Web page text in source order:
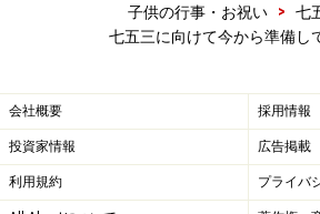
子供の行事・お祝い
> 七
七五三に向けて今から準備し
会社概要 採用情報
投資家情報 広告掲載
利用規約 プライバ